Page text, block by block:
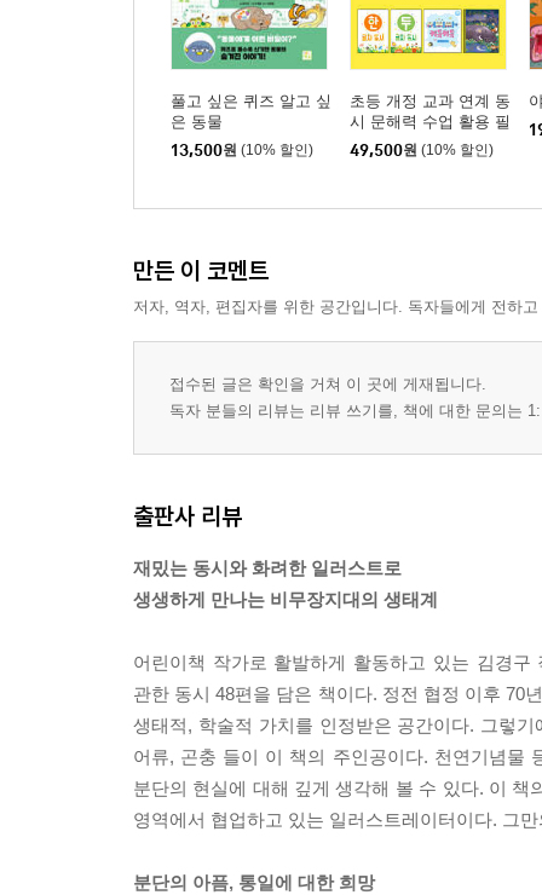
풀고 싶은 퀴즈 알고 싶
은 동물
13,500원 (10% 할인)
초등 개정 교과 연계 동
시 문해력 수업 활용 필
독서 세트
49,500원 (10% 할인)
만든 이 코멘트
저자, 역자, 편집자를 위한 공간입니다. 독자들에게 전하
접수된 글은 확인을 거쳐 이 곳에 게재됩니다.
독자 분들의 리뷰는 리뷰 쓰기를, 책에 대한 문의는
출판사 리뷰
재밌는 동시와 화려한 일러스트로
생생하게 만나는 비무장지대의 생태계
어린이책 작가로 활발하게 활동하고 있는 김경
관한 동시 48편을 담은 책이다. 정전 협정 이후 70
생태적, 학술적 가치를 인정받은 공간이다. 그렇
어류, 곤충 들이 이 책의 주인공이다. 천연기념물
분단의 현실에 대해 깊게 생각해 볼 수 있다. 이
영역에서 협업하고 있는 일러스트레이터이다. 그
분단의 아픔, 통일에 대한 희망